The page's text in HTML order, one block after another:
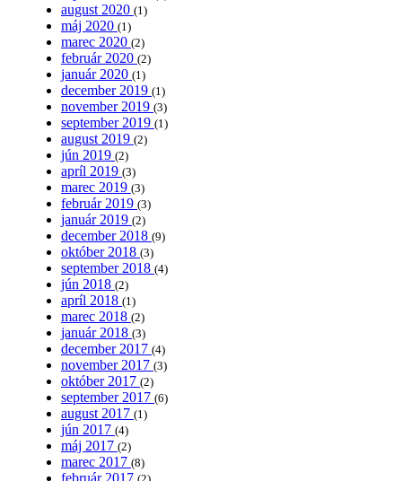
august 2020 (1)
máj 2020 (1)
marec 2020 (2)
február 2020 (2)
január 2020 (1)
december 2019 (1)
november 2019 (3)
september 2019 (1)
august 2019 (2)
jún 2019 (2)
apríl 2019 (3)
marec 2019 (3)
február 2019 (3)
január 2019 (2)
december 2018 (9)
október 2018 (3)
september 2018 (4)
jún 2018 (2)
apríl 2018 (1)
marec 2018 (2)
január 2018 (3)
december 2017 (4)
november 2017 (3)
október 2017 (2)
september 2017 (6)
august 2017 (1)
jún 2017 (4)
máj 2017 (2)
marec 2017 (8)